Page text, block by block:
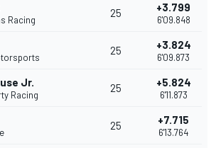
Racing
25 +3.799
6'09.848
25 +3.824
6'09.873
Jr.
Racing
25 +5.824
6'11.873
25 +7.715
6'13.764